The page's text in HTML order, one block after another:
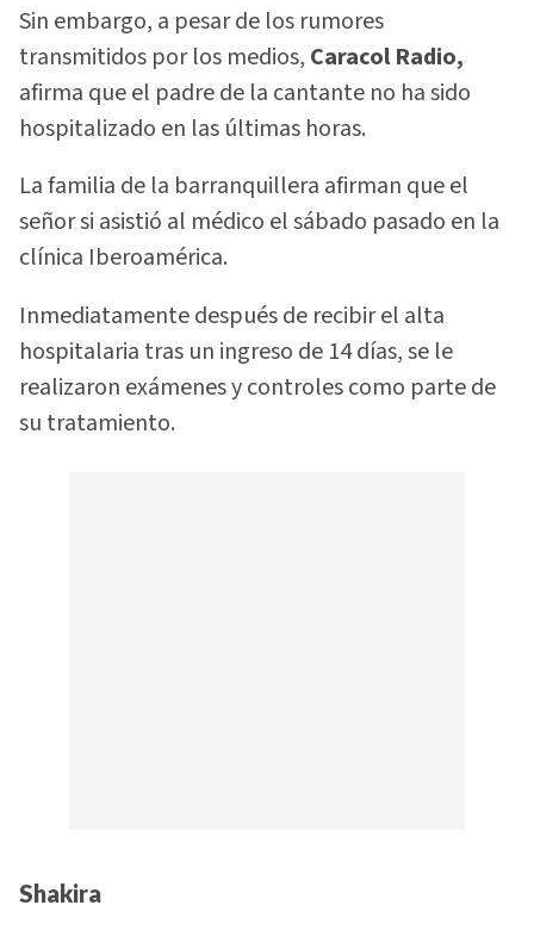
Sin embargo, a pesar de los rumores
transmitidos por los medios, Caracol Radio,
afirma que el padre de la cantante no ha sido
hospitalizado en las últimas horas.
La familia de la barranquillera afirman que el
señor si asistió al médico el sábado pasado en la
clínica Iberoamérica.
Inmediatamente después de recibir el alta
hospitalaria tras un ingreso de 14 días, se le
realizaron exámenes y controles como parte de
su tratamiento.
Shakira